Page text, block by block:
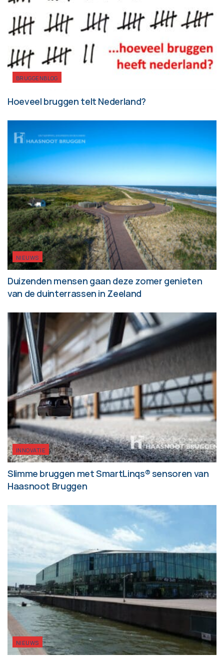
BRUGGENBLOG
Hoeveel bruggen telt Nederland?
NIEUWS
Duizenden mensen gaan deze zomer genieten
van de duinterrassen in Zeeland
INNOVATIE
Slimme bruggen met SmartLinqs® sensoren van
Haasnoot Bruggen
NIEUWS